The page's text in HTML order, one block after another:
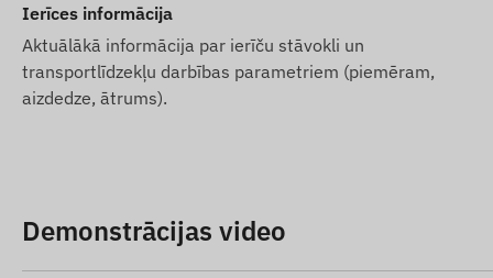
Ierīces informācija
Aktuālākā informācija par ierīču stāvokli un
transportlīdzekļu darbības parametriem (piemēram,
aizdedze, ātrums).
Demonstrācijas video